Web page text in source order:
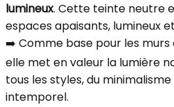
lumineux. Cette teinte neutre
espaces apaisants, lumineux
➡️ Comme base pour les murs
elle met en valeur la lumière
tous les styles, du
intemporel.